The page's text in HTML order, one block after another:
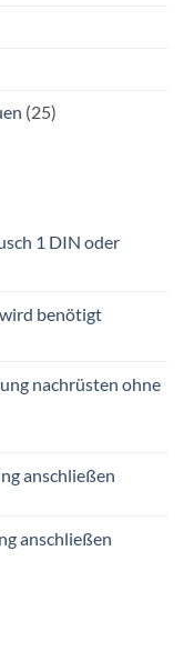
(25)
1 DIN oder
benötigt
nachrüsten ohne
anschließen
anschließen